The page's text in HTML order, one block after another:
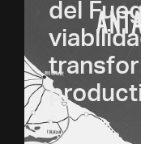
del